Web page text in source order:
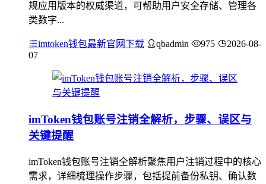
规应用版本的权威渠道，可帮助用户安全存储、管理各
类数字...
imtoken钱包最新官网下载 qbadmin 975
2026-08-
07
imToken钱包账号注销全解析，步骤、误区与
关键提醒
imToken钱包账号注销全解析聚焦用户注销过程中的核心
需求，详细梳理操作步骤，包括提前备份私钥、确认数